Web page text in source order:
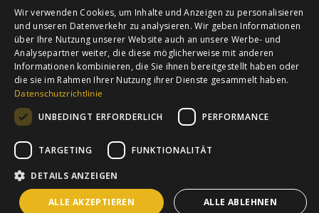
© HEMANO 2026
Wir verwenden Cookies, um Inhalte und Anzeigen zu personalisieren
und unseren Datenverkehr zu analysieren. Wir geben Informationen
über Ihre Nutzung unserer Website auch an unsere Werbe- und
Analysepartner weiter, die diese möglicherweise mit anderen
Informationen kombinieren, die Sie ihnen bereitgestellt haben oder
die sie im Rahmen Ihrer Nutzung ihrer Dienste gesammelt haben.
Datenschutzrichtlinie
UNBEDINGT ERFORDERLICH
PERFORMANCE
TARGETING FUNKTIONALITÄT
DETAILS ANZEIGEN
ALLE AKZEPTIEREN ALLE ABLEHNEN